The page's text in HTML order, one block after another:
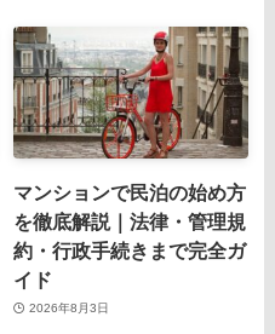
マンションで民泊の始め方
を徹底解説｜法律・管理規
約・行政手続きまで完全ガ
イド
2026年8月3日